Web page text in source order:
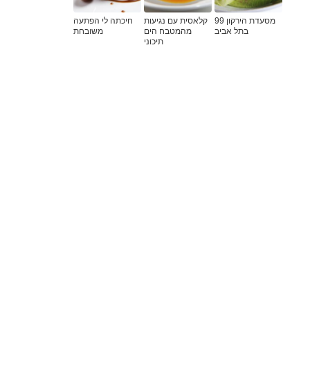
מסעדת הירקון 99
בתל אביב
קלאסית עם נגיעות
מהמטבח הים
תיכוני
חיכתה לי הפתעה
משובחת